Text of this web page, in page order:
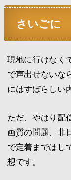
さいごに
現地に行けなく
で声出せないな
にはすばらしい
ただ、やはり配
画質の問題、非
で定着まではし
想です。